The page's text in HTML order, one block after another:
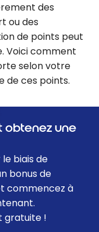
des
ou des
de points peut
Voici comment
selon votre
de ces points.
obtenez une
biais de
bonus de
commencez à
gratuite !